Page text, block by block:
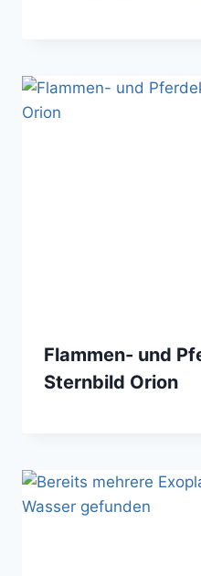
Flammen- und
Sternbild Orion